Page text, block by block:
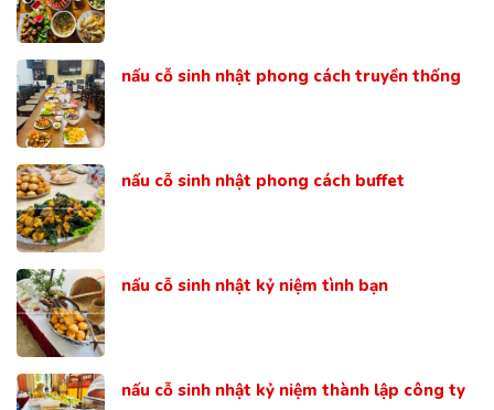
nấu cỗ sinh nhật phong cách truyền thống
nấu cỗ sinh nhật phong cách buffet
nấu cỗ sinh nhật kỷ niệm tình bạn
nấu cỗ sinh nhật kỷ niệm thành lập công ty